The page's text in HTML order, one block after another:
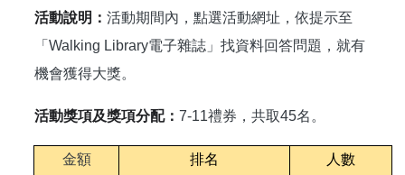
活動說明： 活動期間內，點選活動網址，依提示至
「Walking Library電子雜誌」找資料回答問題，就有
機會獲得大獎。
活動獎項及獎項分配： 7-11禮券，共取45名。
金額 排名 人數